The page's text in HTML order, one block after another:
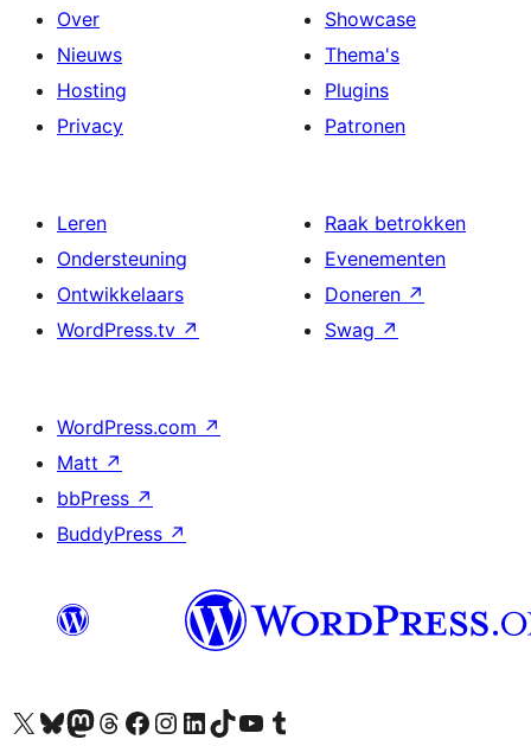
Over
Nieuws
Hosting
Privacy
Showcase
Thema's
Plugins
Patronen
Leren
Ondersteuning
Ontwikkelaars
WordPress.tv ↗
Raak betrokken
Evenementen
Doneren ↗
Swag ↗
WordPress.com ↗
Matt ↗
bbPress ↗
BuddyPress ↗
Bezoek ons X (voorheen Twitter) account
Bezoek ons Bluesky account
Bezoek ons Mastodon account
Bezoek ons Threads account
Onze Facebook pagina bezoeken
Bezoek ons Instagram account
Bezoek ons LinkedIn account
Bezoek ons TikTok account
Bezoek ons YouTube kanaalBezoek ons Tumblr account